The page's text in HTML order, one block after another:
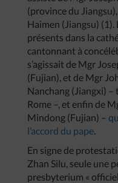
(province du
Haimen (Jiangsu)
présents dans la
cantonnant à
s’agissait de Mgr
(Fujian), et de Mgr
Nanchang (Jiangxi)
Rome –, et enfin de
Mindong (Fujian) –
l’accord du pape.
En signe de
Zhan Silu, seule une
presbyterium «